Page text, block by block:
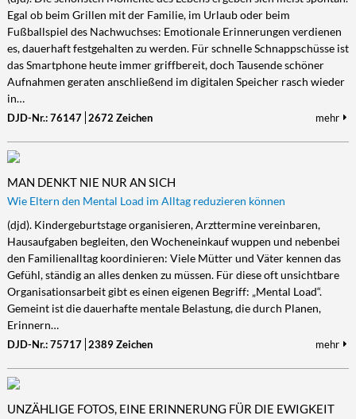
Egal ob beim Grillen mit der Familie, im Urlaub oder beim
Fußballspiel des Nachwuchses: Emotionale Erinnerungen verdienen
es, dauerhaft festgehalten zu werden. Für schnelle Schnappschüsse ist
das Smartphone heute immer griffbereit, doch Tausende schöner
Aufnahmen geraten anschließend im digitalen Speicher rasch wieder
in…
DJD-Nr.: 76147 2672 Zeichen mehr
MAN DENKT NIE NUR AN SICH
Wie Eltern den Mental Load im Alltag reduzieren können
(djd). Kindergeburtstage organisieren, Arzttermine vereinbaren,
Hausaufgaben begleiten, den Wocheneinkauf wuppen und nebenbei
den Familienalltag koordinieren: Viele Mütter und Väter kennen das
Gefühl, ständig an alles denken zu müssen. Für diese oft unsichtbare
Organisationsarbeit gibt es einen eigenen Begriff: „Mental Load“.
Gemeint ist die dauerhafte mentale Belastung, die durch Planen,
Erinnern…
DJD-Nr.: 75717 2389 Zeichen mehr
UNZÄHLIGE FOTOS, EINE ERINNERUNG FÜR DIE EWIGKEIT